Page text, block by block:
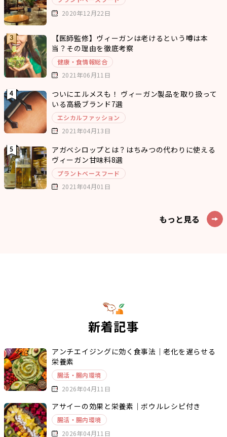
2020年12月22日
【医師監修】ヴィーガンは老けるという噂は本
当？その理由を徹底考察
健康・食情報総合
2021年06月11日
ついにエルメスも！ ヴィーガン製品を取り扱って
いる高級ブランド7選
エシカルファッション
2021年04月13日
アガベシロップとは？はちみつの代わりに使える
ヴィーガン甘味料8選
プラントベースフード
2021年04月01日
もっと見る
新着記事
アンチエイジングに効く食事法｜老化を遅らせる
栄養素
腸活・腸内環境
2026年04月11日
アサイーの効果と栄養素｜ボウルレシピ付き
腸活・腸内環境
2026年04月11日